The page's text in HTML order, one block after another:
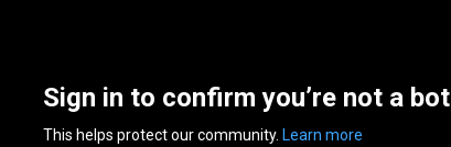
Sign in to confirm you’re not a bot
This helps protect our community. Learn more